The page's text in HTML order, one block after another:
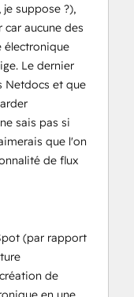
suppose ?),
car aucune des
électronique
Le dernier
Netdocs et que
sais pas si
que l'on
de flux
(par rapport
de